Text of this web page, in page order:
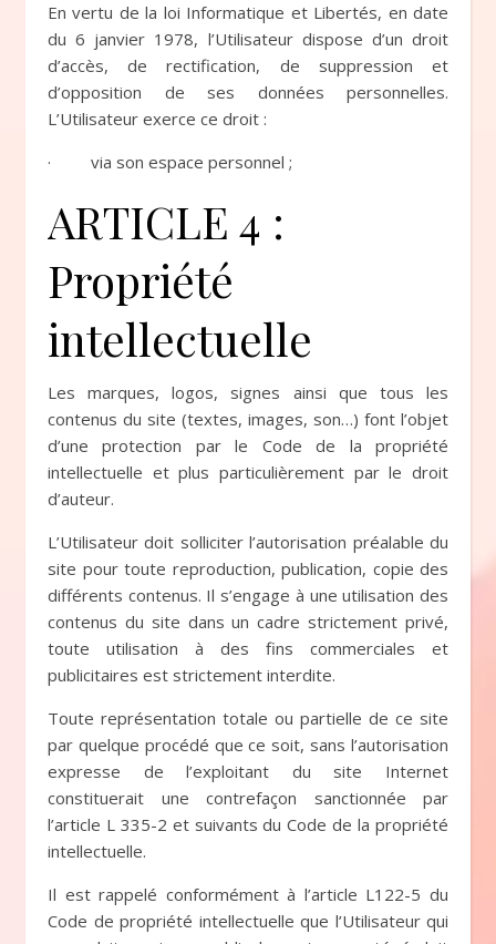
En vertu de la loi Informatique et Libertés, en date
du 6 janvier 1978, l’Utilisateur dispose d’un droit
d’accès, de rectification, de suppression et
d’opposition de ses données personnelles.
L’Utilisateur exerce ce droit :
· via son espace personnel ;
ARTICLE 4 :
Propriété
intellectuelle
Les marques, logos, signes ainsi que tous les
contenus du site (textes, images, son…) font l’objet
d’une protection par le Code de la propriété
intellectuelle et plus particulièrement par le droit
d’auteur.
L’Utilisateur doit solliciter l’autorisation préalable du
site pour toute reproduction, publication, copie des
différents contenus. Il s’engage à une utilisation des
contenus du site dans un cadre strictement privé,
toute utilisation à des fins commerciales et
publicitaires est strictement interdite.
Toute représentation totale ou partielle de ce site
par quelque procédé que ce soit, sans l’autorisation
expresse de l’exploitant du site Internet
constituerait une contrefaçon sanctionnée par
l’article L 335-2 et suivants du Code de la propriété
intellectuelle.
Il est rappelé conformément à l’article L122-5 du
Code de propriété intellectuelle que l’Utilisateur qui